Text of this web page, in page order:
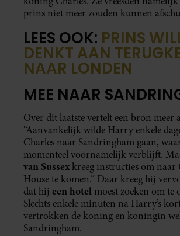
prins niet meer zouden kunnen
LEES OOK: PRINS
DENKT AAN
NAAR LONDEN
MEE NAAR
Over dit laatste vertelt een bron meer
“Aanvankelijk wilde Harry enkele
Charles naar Sandringham gaan,
momenteel voornamelijk verblijft.
van Sussexkreeg instructies om naar
House te komen.” Daar kreeg hij
dat hij een hotel moest zoeken om te
Slechts enkele minuten na Harry’s
vertrokken de koning en koningin
Sandringham.